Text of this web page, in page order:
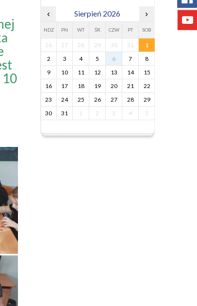
10
‹ Sierpień 2026 ›
NDZ PN WT ŚR CZW PT SOB
26 27 28 29 30 31
1
2
3 4 5 6 7
8
9
10 11 12 13 14
15
16
17 18 19 20 21
22
23
24 25 26 27 28
29
30
31 1 2 3 4 5